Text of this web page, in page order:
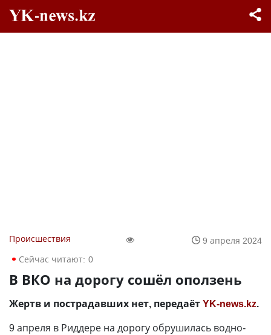
Происшествия
9 апреля 2024
Сейчас читают: 0
В ВКО на дорогу сошёл оползень
Жертв и пострадавших нет, передаётYK-news.kz.
9 апреля в Риддере на дорогу обрушилась водно-